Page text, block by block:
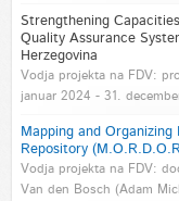
Strengthening
Quality Assurance
Herzegovina
Vodja projekta na FDV:
januar 2024 - 31.
Mapping and
Repository
Vodja projekta na FDV:
Van den Bosch (Adam